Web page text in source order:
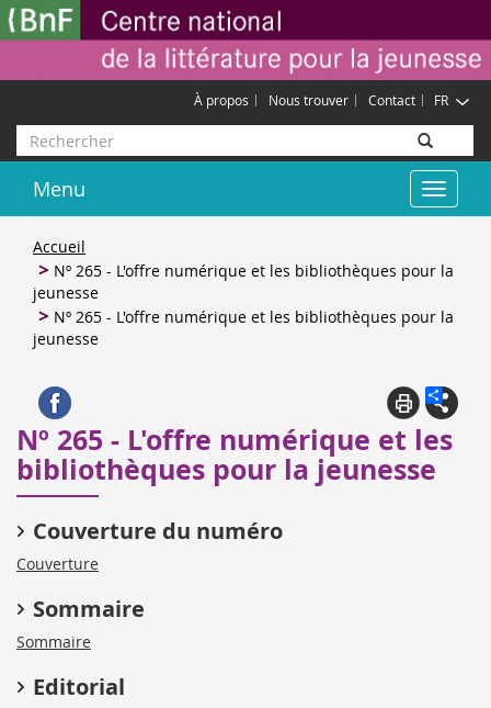
Aller
au
principal
FR
À propos Nous trouver Contact
Rechercher
Toggle
Menu
Accueil
Nº 265 - L'offre numérique et les bibliothèques pour la
jeunesse
Nº 265 - L'offre numérique et les bibliothèques pour la
jeunesse
Nº 265 - L'offre numérique et les
bibliothèques pour la jeunesse
Couverture du numéro
Couverture
Sommaire
Sommaire
Editorial
Gestion des cookies